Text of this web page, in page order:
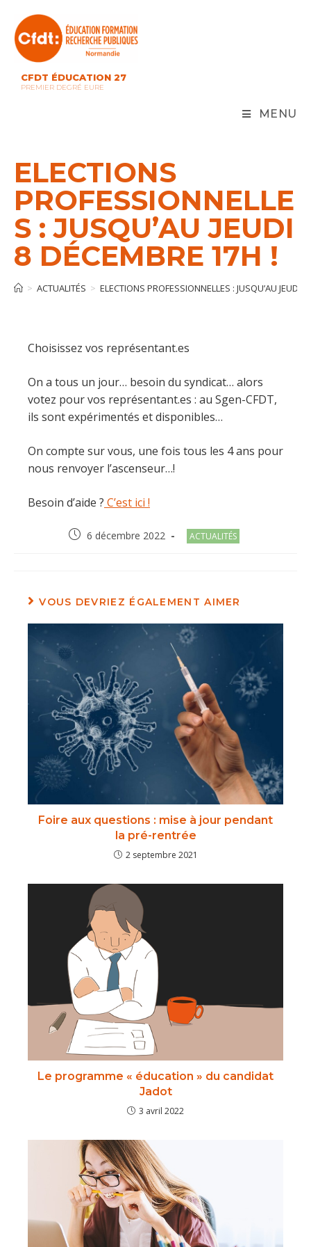
content
CFDT ÉDUCATION 27
PREMIER DEGRÉ EURE
MENU
ELECTIONS
PROFESSIONNELLE
S : JUSQU’AU JEUDI
8 DÉCEMBRE 17H !
> ACTUALITÉS > ELECTIONS PROFESSIONNELLES : JUSQU’AU JEUDI
Choisissez vos représentant.es
On a tous un jour… besoin du syndicat… alors
votez pour vos représentant.es : au Sgen-CFDT,
ils sont expérimentés et disponibles…
On compte sur vous, une fois tous les 4 ans pour
nous renvoyer l’ascenseur…!
Besoin d’aide ? C’est ici !
Post6 décembre 2022
Post
ACTUALITÉS
VOUS DEVRIEZ ÉGALEMENT AIMER
Foire aux questions : mise à jour pendant
la pré-rentrée
2 septembre 2021
Le programme « éducation » du candidat
Jadot
3 avril 2022